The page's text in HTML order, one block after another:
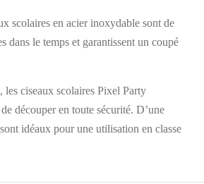
scolaires en acier inoxydable sont de
dans le temps et garantissent un coupé
les ciseaux scolaires Pixel Party
découper en toute sécurité. D’une
idéaux pour une utilisation en classe